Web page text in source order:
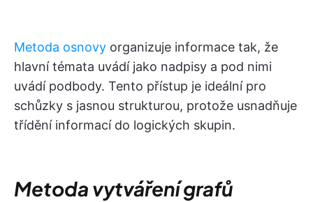
Metoda osnovy organizuje informace tak, že
hlavní témata uvádí jako nadpisy a pod nimi
uvádí podbody. Tento přístup je ideální pro
schůzky s jasnou strukturou, protože usnadňuje
třídění informací do logických skupin.
Metoda vytváření grafů